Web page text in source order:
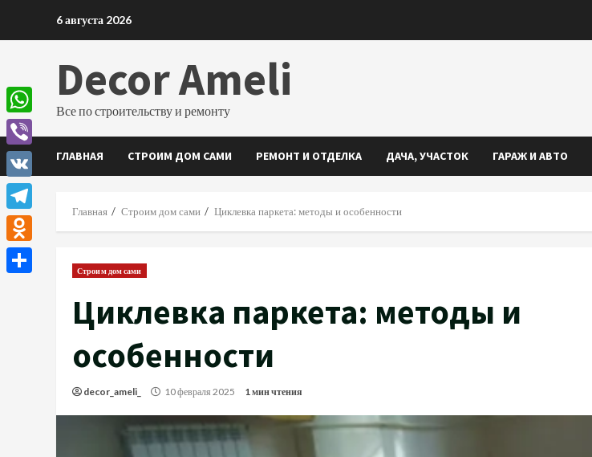
6 августа 2026
Decor Ameli
Все по строительству и ремонту
ГЛАВНАЯ СТРОИМ ДОМ САМИ РЕМОНТ И ОТДЕЛКА ДАЧА, УЧАСТОК ГАРАЖ И АВТО
Главная Строим дом сами Циклевка паркета: методы и особенности
Строим дом сами
Циклевка паркета: методы и
особенности
decor_ameli_ 10 февраля 2025 1 мин чтения
WhatsApp
Viber
VK
Telegram
Odnoklassniki